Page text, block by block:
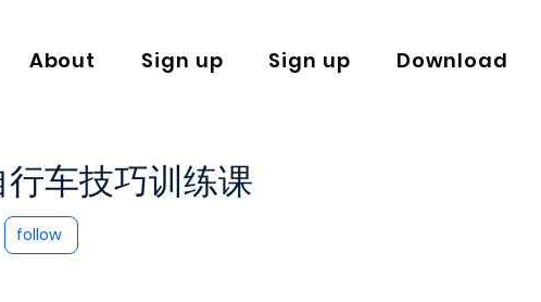
About Sign up Sign up Download
车技巧训练课
follow